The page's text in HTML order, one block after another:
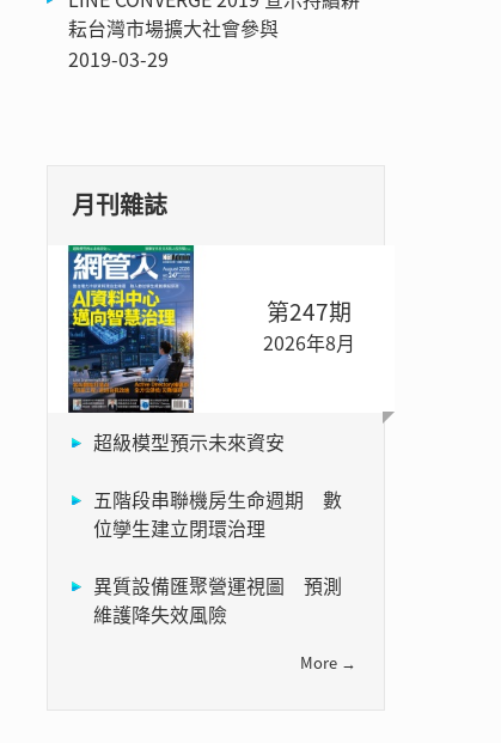
耘台灣市場擴大社會參與
2019-03-29
月刊雜誌
第247期
2026年8月
超級模型預示未來資安
五階段串聯機房生命週期 數
位孿生建立閉環治理
異質設備匯聚營運視圖 預測
維護降失效風險
More →